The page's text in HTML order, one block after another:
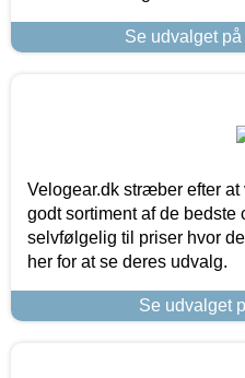
Se udvalget
Velogear.dk stræber efter
godt sortiment af de
selvfølgelig til priser hvor
her for at se deres udvalg.
Se udvalget